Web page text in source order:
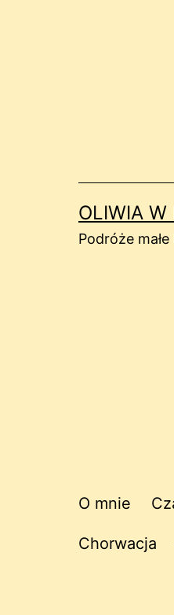
OLIWIA W
Podróże
O mnie
Chorwacja